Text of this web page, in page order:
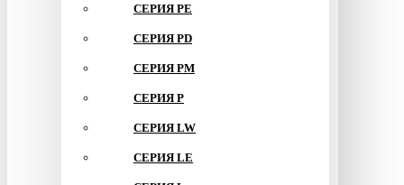
СЕРИЯ PE
СЕРИЯ PD
СЕРИЯ PM
СЕРИЯ P
СЕРИЯ LW
СЕРИЯ LE